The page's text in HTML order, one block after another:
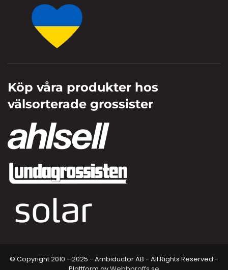
Köp våra produkter hos
välsorterade grossister
© Copyright 2010 - 2025 - Ambiductor AB - All Rights Reserved -